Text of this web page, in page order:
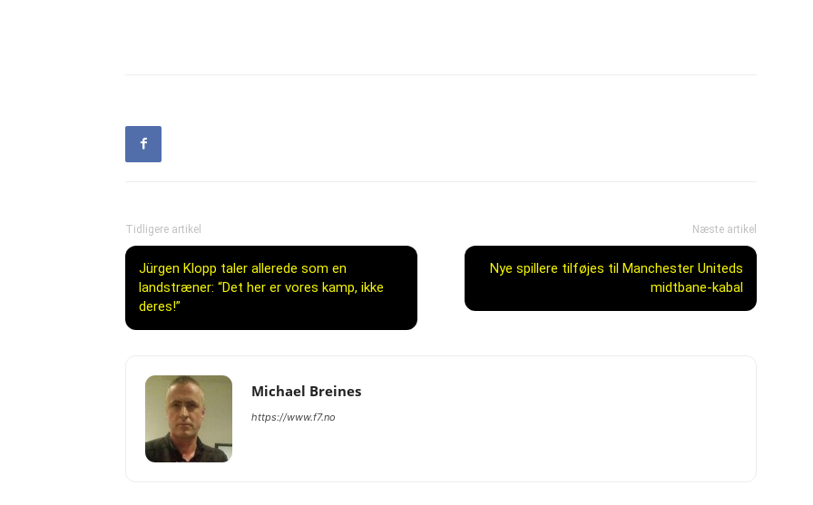
Tidligere artikel
Jürgen Klopp taler allerede som en
landstræner: “Det her er vores kamp, ikke
deres!”
Næste artikel
Nye spillere tilføjes til Manchester Uniteds
midtbane-kabal
Michael Breines
https://www.f7.no